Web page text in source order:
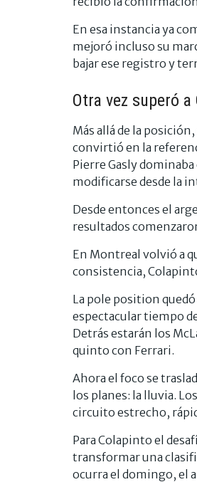
En esa instancia ya
mejoró incluso su
bajar ese registro y
Otra vez superó a
Más allá de la
convirtió en la
Pierre Gasly
modificarse desde la
Desde entonces el
resultados
En Montreal volvió a
consistencia,
La pole position
espectacular tiempo
Detrás estarán los
quinto con Ferrari.
Ahora el foco se
los planes: la lluvia.
circuito estrecho,
Para Colapinto el
transformar una
ocurra el domingo, el